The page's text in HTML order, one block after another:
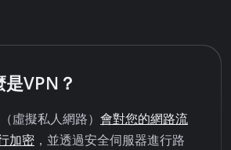
是VPN？
虛擬私人網路） 會對您的網路流
加密 ，並透過安全伺服器進行路